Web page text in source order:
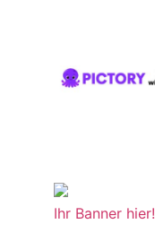
Ihr Banner hier!